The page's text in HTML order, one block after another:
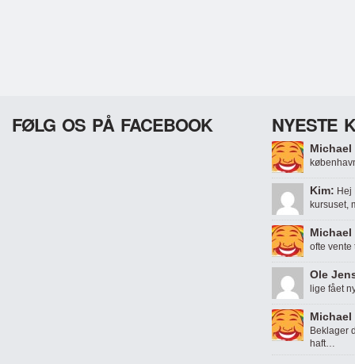
FØLG OS PÅ FACEBOOK NYESTE
Michael
Kim: Hej
kursuset,
Michael
ofte
Ole
lige fået
Michael
Beklager
haft…